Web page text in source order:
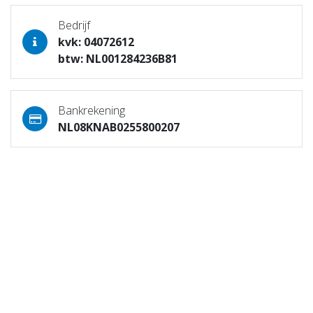
Bedrijf
kvk: 04072612
btw: NL001284236B81
Bankrekening
NL08KNAB0255800207